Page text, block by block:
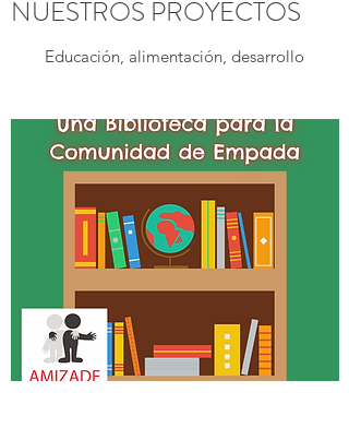
NUESTROS PROYECTOS
Educación, alimentación, desarrollo